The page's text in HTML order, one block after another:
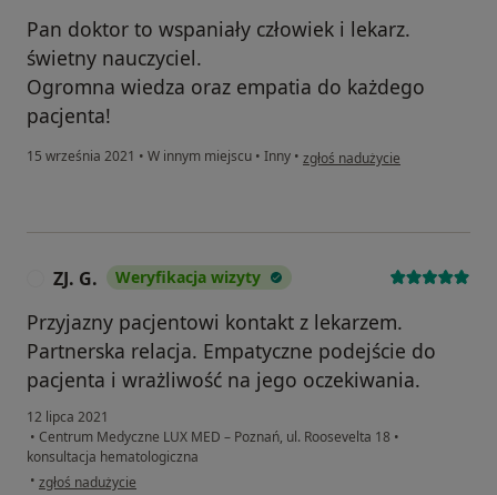
Pan doktor to wspaniały człowiek i lekarz.
świetny nauczyciel.
Ogromna wiedza oraz empatia do każdego
pacjenta!
15 września 2021 • W innym miejscu • Inny • w opinii użytkownika S.N
zgłoś nadużycie
ZJ. G. Weryfikacja wizyty
Przyjazny pacjentowi kontakt z lekarzem.
Partnerska relacja. Empatyczne podejście do
pacjenta i wrażliwość na jego oczekiwania.
12 lipca 2021
• Centrum Medyczne LUX MED – Poznań, ul. Roosevelta 18 •
konsultacja hematologiczna
• w opinii użytkownika ZJ. G.
zgłoś nadużycie